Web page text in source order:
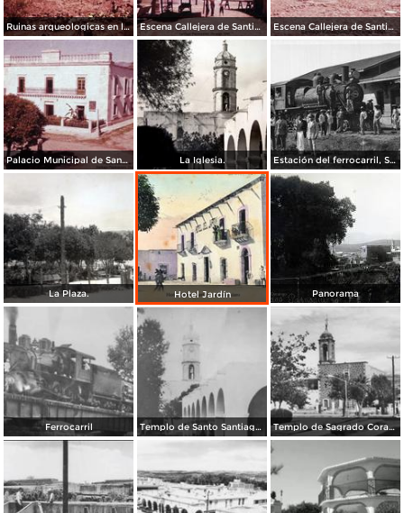
Ruinas arqueologicas en las Cercanias de Santiago Papasquiaro Durango 1956 Escena Callejera de Santiago Papasquiaro, Durango 1956 Escena Callejera de Santiago Papasquiaro, Durango 1956
Palacio Municipal de Santiago Papasquiaro, Durango 1956 La Iglesia. Estación del ferrocarril, Santiago Papasquiaro Durango 1922
La Plaza. Hotel Jardín Panorama
Ferrocarril Templo de Santo Santiago Apostol Templo de Sagrado Corazon